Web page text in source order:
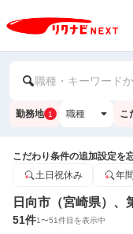
職種・キーワード
勤務地 1 職種 こ
こだわり条件の追加設定を
土日祝休み
年
日向市（宮崎県）、
51件1〜51件目を表示中